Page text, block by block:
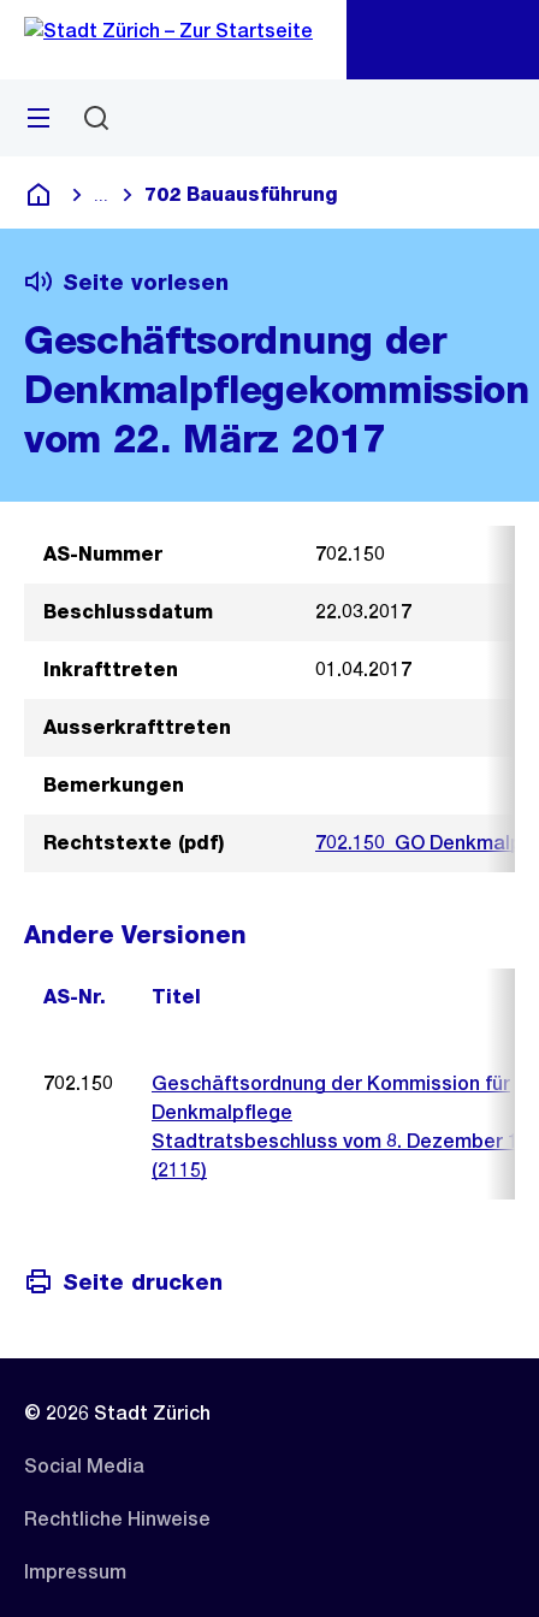
Navigation
Sprunglink
Menü
Deutsch
Blende alle Breadcrumbs ein
702 Bauausführung
Seite vorlesen
Geschäftsordnung der
Denkmalpflegekommission
vom 22. März 2017
AS-Nummer 702.150
Beschlussdatum 22.03.2017
Inkrafttreten 01.04.2017
Ausserkrafttreten
Bemerkungen
Rechtstexte (pdf) 702.150_GO
Andere Versionen
AS-Nr. Titel
702.150
Geschäftsordnung der Kommission für
Denkmalpflege
Stadtratsbeschluss vom 8. Dezember
(2115)
Seite drucken
© 2026 Stadt Zürich
Social Media
Rechtliche Hinweise
Impressum